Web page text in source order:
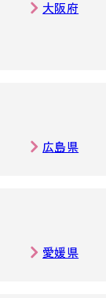
大阪府
広島県
愛媛県